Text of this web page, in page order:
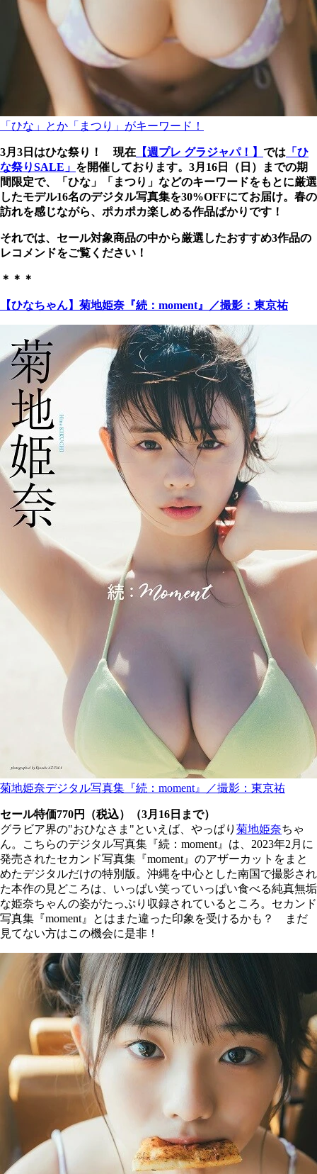
「ひな」とか「まつり」がキーワード！
3月3日はひな祭り！ 現在 【週プレ グラジャパ！】 では 「ひ
な祭りSALE」 を開催しております。3月16日（日）までの期
間限定で、「ひな」「まつり」などのキーワードをもとに厳選
したモデル16名のデジタル写真集を30%OFFにてお届け。春の
訪れを感じながら、ポカポカ楽しめる作品ばかりです！
それでは、セール対象商品の中から厳選したおすすめ3作品の
レコメンドをご覧ください！
＊＊＊
【ひなちゃん】菊地姫奈『続：moment』／撮影：東京祐
菊地姫奈デジタル写真集『続：moment』／撮影：東京祐
セール特価770円（税込）（3月16日まで）
グラビア界の"おひなさま"といえば、やっぱり 菊地姫奈ちゃ
ん。こちらのデジタル写真集『続：moment』は、2023年2月に
発売されたセカンド写真集『moment』のアザーカットをまと
めたデジタルだけの特別版。沖縄を中心とした南国で撮影され
た本作の見どころは、いっぱい笑っていっぱい食べる純真無垢
な姫奈ちゃんの姿がたっぷり収録されているところ。セカンド
写真集『moment』とはまた違った印象を受けるかも？ まだ
見てない方はこの機会に是非！